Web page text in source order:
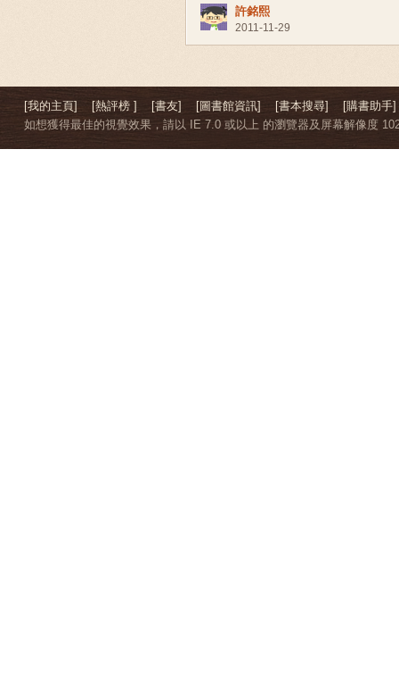
許銘熙
2011-11-29
[我的主頁] [熱評榜 ] [書友] [圖書館資訊] [書本搜尋]
[購書助手]
如想獲得最佳的視覺效果，請以 IE 7.0 或以上 的瀏覽器及屏幕解像度